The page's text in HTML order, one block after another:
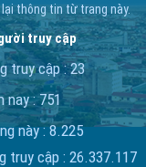
thông tin từ trang này.
truy cập
truy cập : 23
nay : 751
này : 8.225
truy cập : 26.337.117